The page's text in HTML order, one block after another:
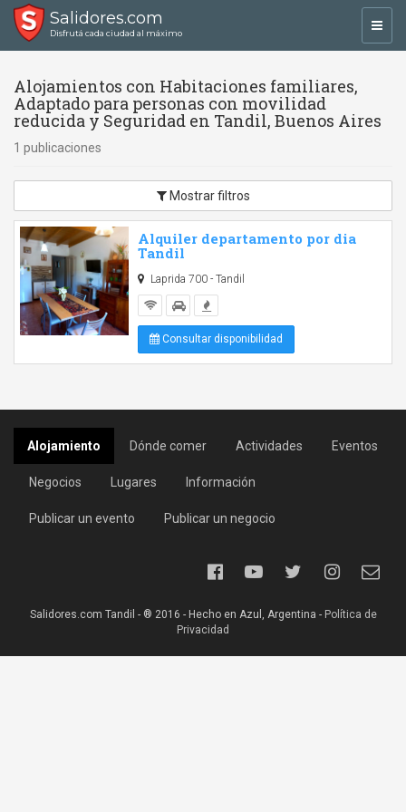
Salidores.com
Disfrutá cada ciudad al máximo
Alojamientos con Habitaciones familiares,
Adaptado para personas con movilidad
reducida y Seguridad en Tandil, Buenos Aires
1 publicaciones
Mostrar filtros
Alquiler departamento por dia
Tandil
Laprida 700 - Tandil
Consultar disponibilidad
Alojamiento Dónde comer Actividades Eventos
Negocios Lugares Información
Publicar un evento Publicar un negocio
Salidores.com Tandil - ® 2016 - Hecho en Azul, Argentina - Política de
Privacidad